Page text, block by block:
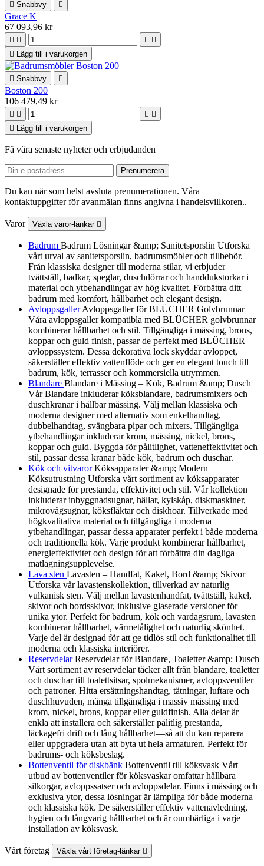
 Snabbvy 
Grace K
67 093,96 kr
   
 Lägg till i varukorgen
 Snabbvy 
Boston 200
106 479,49 kr
   
 Lägg till i varukorgen
Få våra senaste nyheter och erbjudanden
Du kan när som helst avsluta prenumerationen. Våra
kontaktuppgifter för avanmälan finns angivna i handelsvillkoren..
Varor Växla varor-länkar 
Badrum Badrum Lösningar &amp; Sanitetsporslin Utforska
vårt urval av sanitetsporslin, badrumsmöbler och tillbehör.
Från klassiska designer till moderna stilar, vi erbjuder
tvättställ, badkar, speglar, duschdörrar och handdukstorkar i
material och ytbehandlingar av hög kvalitet. Förbättra ditt
badrum med komfort, hållbarhet och elegant design.
AvloppsgallerAvloppsgaller för BLÜCHER Golvbrunnar
Våra avloppsgaller kompatibla med BLÜCHER golvbrunnar
kombinerar hållbarhet och stil. Tillgängliga i mässing, brons,
koppar och guld finish, passar de perfekt med BLÜCHER
avloppssystem. Dessa dekorativa lock skyddar avloppet,
säkerställer effektiv vattenflöde och ger en elegant touch till
badrum, kök, terrasser och kommersiella utrymmen.
Blandare Blandare i Mässing – Kök, Badrum &amp; Dusch
Vår Blandare inkluderar köksblandare, badrumsmixers och
duschkranar i hållbar mässing. Välj mellan klassiska och
moderna designer med alternativ som enkelhandtag,
dubbelhandtag, svängbara pipar och mixers. Tillgängliga
ytbehandlingar inkluderar krom, mässing, nickel, brons,
koppar och guld. Byggda för pålitlighet, vatteneffektivitet och
stil, passar dessa kranar både kök, badrum och duschar.
Kök och vitvarorKöksapparater &amp; Modern
Köksutrustning Utforska vårt sortiment av köksapparater
designade för prestanda, effektivitet och stil. Vår kollektion
inkluderar inbyggnadsugnar, hällar, kylskåp, diskmaskiner,
mikrovågsugnar, köksfläktar och diskhoar. Tillverkade med
högkvalitativa material och tillgängliga i moderna
ytbehandlingar, passar dessa apparater perfekt i både moderna
och traditionella kök. Varje produkt kombinerar hållbarhet,
energieffektivitet och design för att förbättra din dagliga
matlagningsupplevelse.
Lava sten Lavasten – Handfat, Kakel, Bord &amp; Skivor
Utforska vår lavastenskollektion, tillverkad av naturlig
vulkanisk sten. Välj mellan lavastenhandfat, tvättställ, kakel,
skivor och bordsskivor, inklusive glaserade versioner för
unika ytor. Perfekt för badrum, kök och vardagsrum, lavasten
kombinerar hållbarhet, värmetålighet och naturlig skönhet.
Varje del är designad för att ge tidlös stil och funktionalitet till
moderna och klassiska interiörer.
ReservdelarReservdelar för Blandare, Toaletter &amp; Dusch
Vårt sortiment av reservdelar täcker allt från blandare, toaletter
och duschar till toalettsitsar, spolmekanismer, avloppsventiler
och patroner. Hitta ersättningshandtag, tätningar, luftare och
duschhuvuden, många tillgängliga i massiv mässing med
krom, nickel, brons, koppar eller guldfinish. Alla delar är
enkla att installera och säkerställer pålitlig prestanda,
läckagefri drift och lång hållbarhet—så att du kan reparera
eller uppgradera utan att byta ut hela armaturen. Perfekt för
badrums- och köksbeslag.
Bottenventil för diskbänk Bottenventil till köksvask Vårt
utbud av bottenventiler för köksvaskar omfattar hållbara
silkorgar, avloppssatser och avloppsdelar. Finns i mässing och
exklusiva ytor, dessa lösningar är lämpliga för både moderna
och klassiska kök. De säkerställer effektiv vattenavledning,
hygien och långvarig hållbarhet och är oumbärliga i varje
installation av köksvask.
Vårt företag Växla vårt företag-länkar 